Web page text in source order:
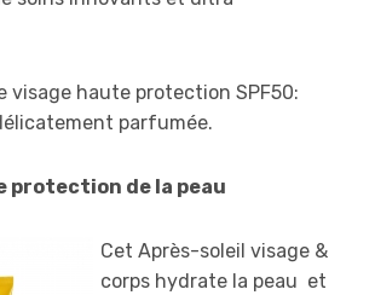
visage haute protection SPF50:
parfumée.
protection de la peau
Cet Après-soleil visage &
corps hydrate la peau et